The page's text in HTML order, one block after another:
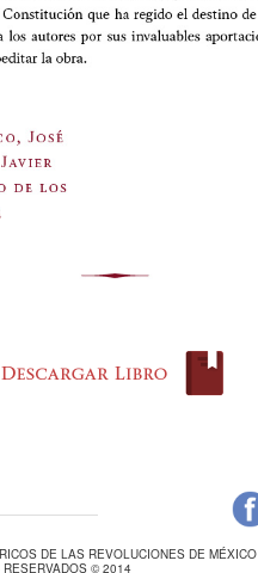
DE LAS REVOLUCIONES DE MÉXICO
© 2014